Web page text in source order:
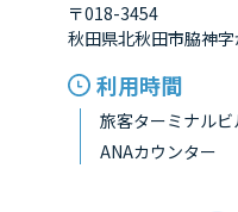
〒018-3454
秋田県北秋田市脇神
利用時間
旅客ターミナル
ANAカウンタ